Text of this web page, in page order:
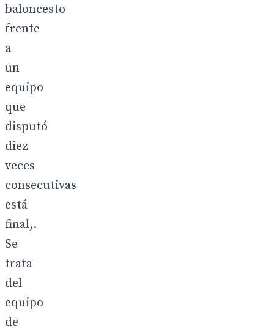
baloncesto
frente
a
un
equipo
que
disputó
diez
veces
consecutivas
está
final,.
Se
trata
del
equipo
de